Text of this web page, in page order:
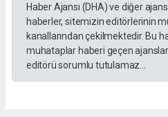
Haber Ajansı (DHA) ve diğer
haberler, sitemizin editörlerinin
kanallarından çekilmektedir. Bu
muhataplar haberi geçen
editörü sorumlu tutulamaz...